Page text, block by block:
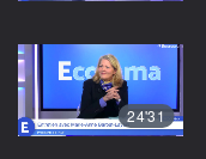
24'31